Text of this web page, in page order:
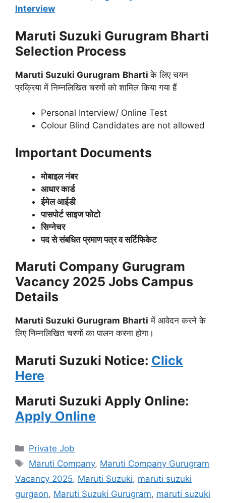
Interview
Maruti Suzuki Gurugram Bharti
Selection Process
Maruti Suzuki Gurugram Bhartiके लिए चयन
प्रक्रिया में निम्नलिखित चरणों को शामिल किया गया हैं
Personal Interview/ Online Test
Colour Blind Candidates are not allowed
Important Documents
मोबाइल नंबर
आधार कार्ड
ईमेल आईडी
पासपोर्ट साइज फोटो
सिग्नेचर
पद से संबधित प्रमाण पत्र व सर्टिफिकेट
Maruti Company Gurugram
Vacancy 2025 Jobs Campus
Details
Maruti Suzuki Gurugram Bharti में आवेदन करने के
लिए निम्नलिखित चरणों का पालन करना होगा।
Maruti Suzuki Notice: Click
Here
Maruti Suzuki Apply Online:
Apply Online
Categories
Private Job
Tags
Maruti Company, Maruti Company Gurugram
Vacancy 2025, Maruti Suzuki, maruti suzuki
gurgaon, Maruti Suzuki Gurugram, maruti suzuki